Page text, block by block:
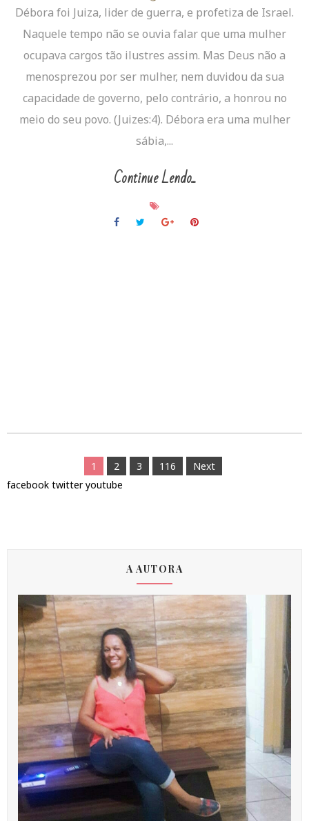
Débora foi Juiza, lider de guerra, e profetiza de Israel.
Naquele tempo não se ouvia falar que uma mulher
ocupava cargos tão ilustres assim. Mas Deus não a
menosprezou por ser mulher, nem duvidou da sua
capacidade de governo, pelo contrário, a honrou no
meio do seu povo. (Juizes:4). Débora era uma mulher
sábia,...
Continue Lendo...
1 2 3 116
Next
facebook twitter youtube
A AUTORA